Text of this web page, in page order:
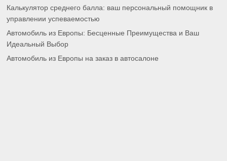
Калькулятор среднего балла: ваш персональный помощник в
управлении успеваемостью
Автомобиль из Европы: Бесценные Преимущества и Ваш
Идеальный Выбор
Автомобиль из Европы на заказ в автосалоне